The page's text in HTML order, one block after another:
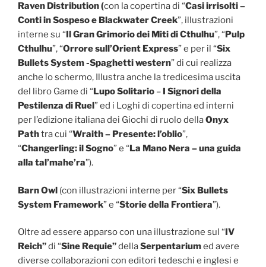
Raven Distribution (con la copertina di “Casi irrisolti –
Conti in Sospeso e Blackwater Creek”, illustrazioni
interne su “Il Gran Grimorio dei Miti di Cthulhu”, “Pulp
Cthulhu”, “Orrore sull’Orient Express” e per il “Six
Bullets System -Spaghetti western” di cui realizza
anche lo schermo, Illustra anche la tredicesima uscita
del libro Game di “Lupo Solitario – I Signori della
Pestilenza di Ruel” ed i Loghi di copertina ed interni
per l’edizione italiana dei Giochi di ruolo dellaOnyx
Pathtra cui “Wraith – Presente: l’oblio”,
“Changerling: il Sogno” e “La Mano Nera – una guida
alla tal’mahe’ra”).
Barn Owl (con illustrazioni interne per “Six Bullets
System Framework” e “Storie della Frontiera”).
Oltre ad essere apparso con una illustrazione sul “IV
Reich”di “Sine Requie”dellaSerpentariumed avere
diverse collaborazioni con editori tedeschi e inglesi e